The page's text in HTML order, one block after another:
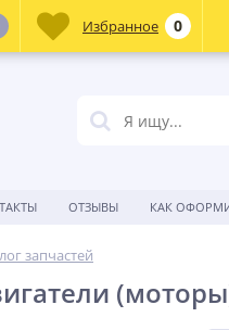
ОТЗЫВЫ КАК
запчастей
Избранное 0